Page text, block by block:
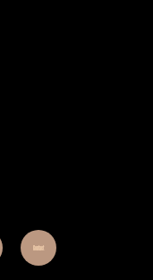
Contact